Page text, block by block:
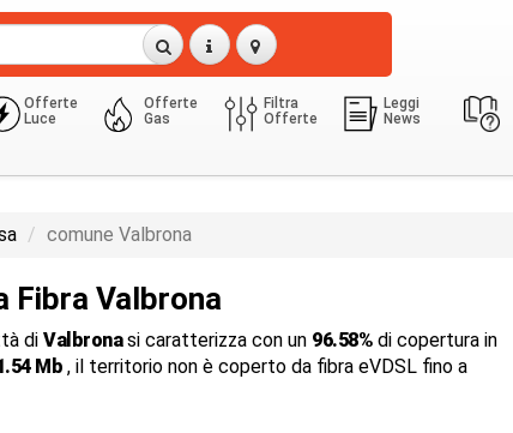
Offerte
Luce
Offerte
Gas
Filtra
Offerte
Leggi
News
comune Valbrona
Fibra Valbrona
di Valbronasi caratterizza con un 96.58% di copertura in
Mb , il territorio non è coperto da fibra eVDSL fino a